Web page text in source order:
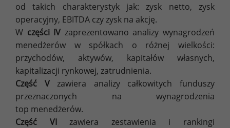
od takich charakterystyk jak: zysk netto, zysk
operacyjny, EBITDA czy zysk na akcję.
W części IV zaprezentowano analizy wynagrodzeń
menedżerów w spółkach o różnej wielkości:
przychodów, aktywów, kapitałów własnych,
kapitalizacji rynkowej, zatrudnienia.
Część Vzawiera analizy całkowitych funduszy
przeznaczonych na wynagrodzenia
top menedżerów.
Część VIzawiera zestawienia i rankingi